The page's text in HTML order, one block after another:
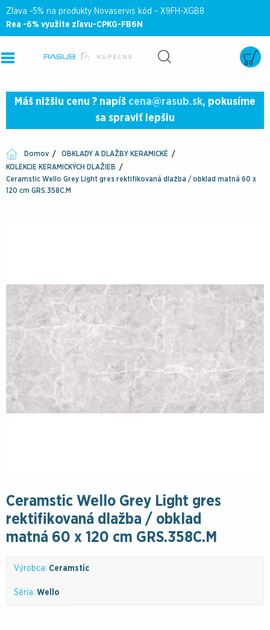
Zľava -5% na produkty Novaservis kód - X9FH-XGB8
Rea -6% využite zľavu-CPKG-FB6N
Máš nižšiu cenu ? napíš cena@rasub.sk, pokusíme
sa spraviť lepšiu
Domov
OBKLADY A DLAŽBY KERAMICKÉ
KOLEKCIE KERAMICKÝCH DLAŽIEB
Ceramstic Wello Grey Light gres rektifikovaná dlažba / obklad matná 60 x
120 cm GRS.358C.M
Ceramstic Wello Grey Light gres
rektifikovaná dlažba / obklad
matná 60 x 120 cm GRS.358C.M
Výrobca: Ceramstic
Séria: Wello